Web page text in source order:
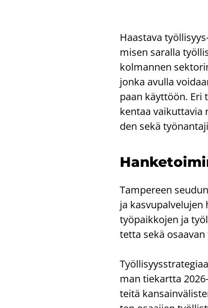
Haas­ta­va
mi­sen sa­ral­la
kol­man­nen
jonka avul­la
paan käyt­töön. Eri
ken­taa
den sekä
Tam­pe­reen
ja
työ­paik­ko­jen ja
tet­ta sekä
man tie­kart­ta
tei­tä